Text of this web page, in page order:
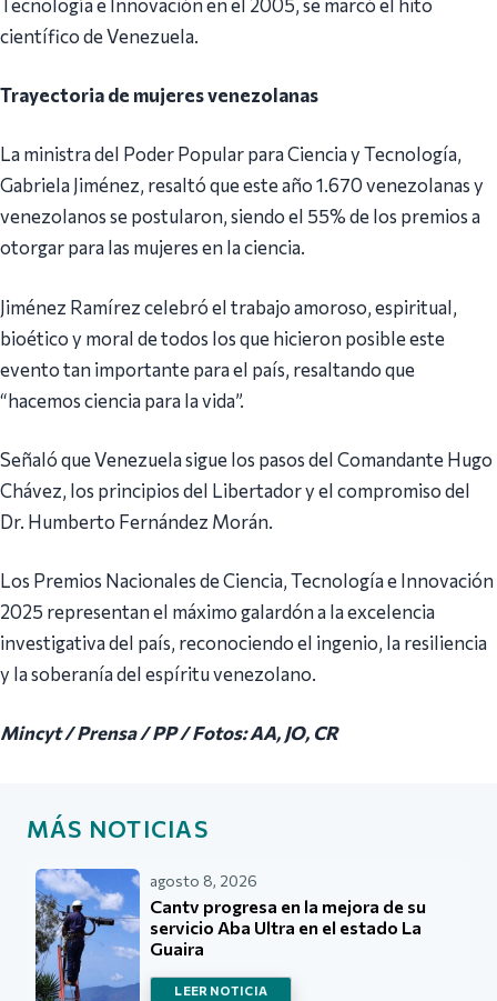
Tecnología e Innovación en el 2005, se marcó el hito
científico de Venezuela.
Trayectoria de mujeres venezolanas
La ministra del Poder Popular para Ciencia y Tecnología,
Gabriela Jiménez, resaltó que este año 1.670 venezolanas y
venezolanos se postularon, siendo el 55% de los premios a
otorgar para las mujeres en la ciencia.
Jiménez Ramírez celebró el trabajo amoroso, espiritual,
bioético y moral de todos los que hicieron posible este
evento tan importante para el país, resaltando que
“hacemos ciencia para la vida”.
Señaló que Venezuela sigue los pasos del Comandante Hugo
Chávez, los principios del Libertador y el compromiso del
Dr. Humberto Fernández Morán.
Los Premios Nacionales de Ciencia, Tecnología e Innovación
2025 representan el máximo galardón a la excelencia
investigativa del país, reconociendo el ingenio, la resiliencia
y la soberanía del espíritu venezolano.
Mincyt / Prensa / PP / Fotos: AA, JO, CR
MÁS NOTICIAS
agosto 8, 2026
Cantv progresa en la mejora de su
servicio Aba Ultra en el estado La
Guaira
LEER NOTICIA